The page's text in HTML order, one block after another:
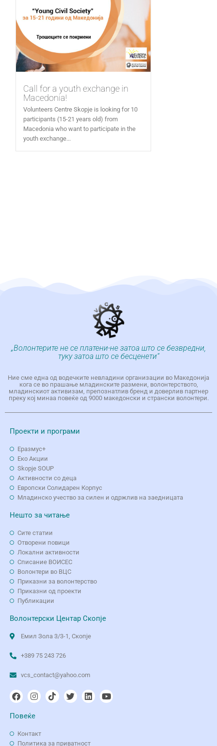
Call for a youth exchange in
Macedonia!
Volunteers Centre Skopje is looking for 10
participants (15-21 years old) from
Macedonia who want to participate in the
youth exchange...
„Волонтерите не се платени-не затоа што се безвредни,
туку затоа што се бесценети“
Ние сме една од водечките невладини организации во Македонија
кога се во прашање младинските размени, волонтерството,
младинскиот активизам, препознатлив бренд и доверлив партнер
преку кој минаа повеќе од 9000 македонски и странски волонтери.
Проекти и програми
Еразмус+
Еко Aкции
Skopje SOUP
Активности со деца
Европски Солидарен Корпус
Младинско учество за силен и одржлив на заедницата
Нешто за читање
Сите статии
Отворени повици
Локални активности
Списание ВОИСЕС
Волонтери во ВЦС
Приказни за волонтерство
Приказни од проекти
Публикации
Волонтерски Центар Скопје
Емил Зола 3/3-1, Скопје
+389 75 243 726
vcs_contact@yahoo.com
Повеќе
Контакт
Политика за приватност